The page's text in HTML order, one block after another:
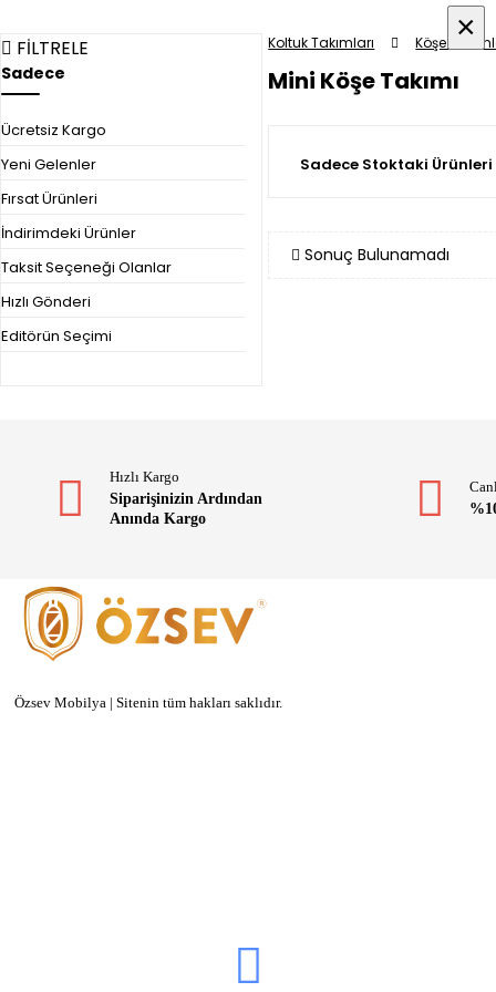
FİLTRELE
Sadece
Ücretsiz Kargo
Yeni Gelenler
Fırsat Ürünleri
İndirimdeki Ürünler
Taksit Seçeneği Olanlar
Hızlı Gönderi
Editörün Seçimi
Koltuk Takımları Köşe
Mini Köşe Takımı
Sadece Stoktaki
Sonuç Bulunamadı
Hızlı Kargo
Siparişinizin Ardından
Anında Kargo
Özsev Mobilya | Sitenin tüm hakları saklıdır.
×
×